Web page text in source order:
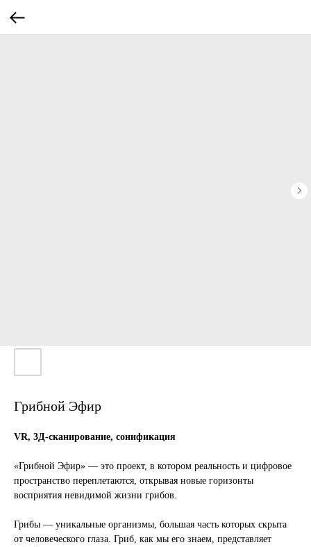
Грибной Эфир
VR, 3Д-сканирование, сонификация
«‎Грибной Эфир‌‌‎» — это проект, в котором реальность и цифровое
пространство переплетаются, открывая новые горизонты
восприятия невидимой жизни грибов.
Грибы — уникальные организмы, большая часть которых скрыта
от человеческого глаза. Гриб, как мы его знаем, представляет